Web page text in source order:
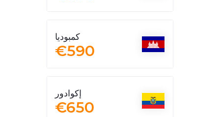
كمبوديا
€590
إكوادور
€650